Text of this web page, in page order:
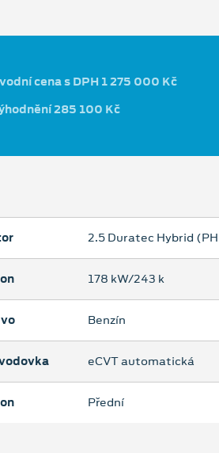
cena s DPH 1 275 000 Kč
285 100 Kč
2.5 Duratec Hybrid
178 kW/243 k
Benzín
eCVT automatická
Přední